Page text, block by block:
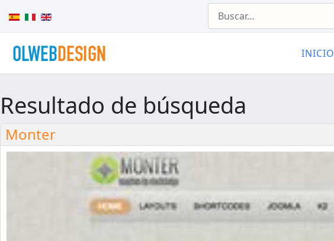
Seleccione su idioma
INICIO
Resultado de búsqueda
Monter